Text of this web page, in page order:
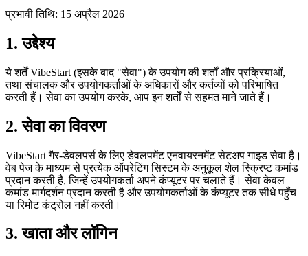
प्रभावी तिथि: 15 अप्रैल 2026
1. उद्देश्य
ये शर्तें VibeStart (इसके बाद "सेवा") के उपयोग की शर्तों और प्रक्रियाओं,
तथा संचालक और उपयोगकर्ताओं के अधिकारों और कर्तव्यों को परिभाषित
करती हैं। सेवा का उपयोग करके, आप इन शर्तों से सहमत माने जाते हैं।
2. सेवा का विवरण
VibeStart गैर-डेवलपर्स के लिए डेवलपमेंट एनवायरनमेंट सेटअप गाइड सेवा है।
वेब पेज के माध्यम से प्रत्येक ऑपरेटिंग सिस्टम के अनुकूल शेल स्क्रिप्ट कमांड
प्रदान करती है, जिन्हें उपयोगकर्ता अपने कंप्यूटर पर चलाते हैं। सेवा केवल
कमांड मार्गदर्शन प्रदान करती है और उपयोगकर्ताओं के कंप्यूटर तक सीधे पहुँच
या रिमोट कंट्रोल नहीं करती।
3. खाता और लॉगिन